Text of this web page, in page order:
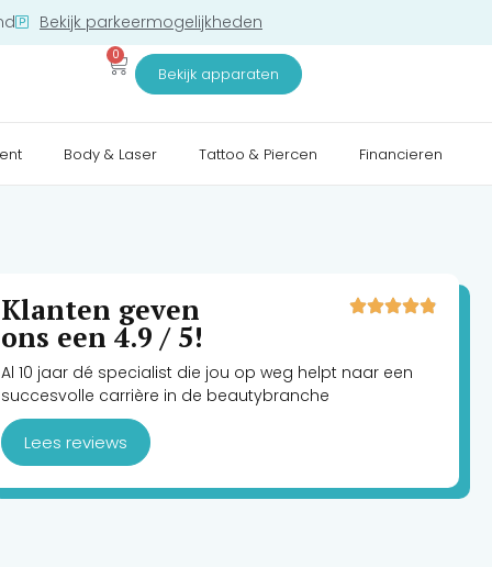
Bekijk parkeermogelijkheden
0
Bekijk apparaten
Body & Laser Tattoo & Piercen Financieren
Klanten geven
ons een 4.9 / 5!
Al 10 jaar dé specialist die jou op weg helpt naar een
succesvolle carrière in de beautybranche
Lees reviews